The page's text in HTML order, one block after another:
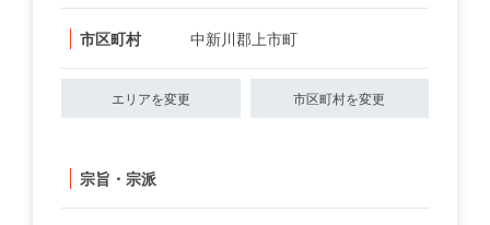
市区町村 中新川郡上市町
エリアを変更 市区町村を変更
宗旨・宗派